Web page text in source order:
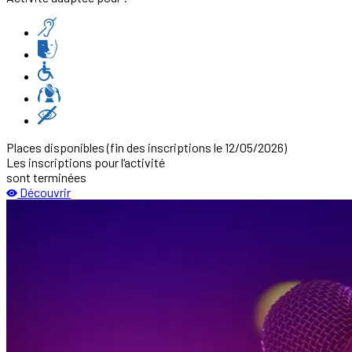
Places disponibles(fin des inscriptions le 12/05/2026)
Les inscriptions pour l‘activité
sont terminées
Découvrir